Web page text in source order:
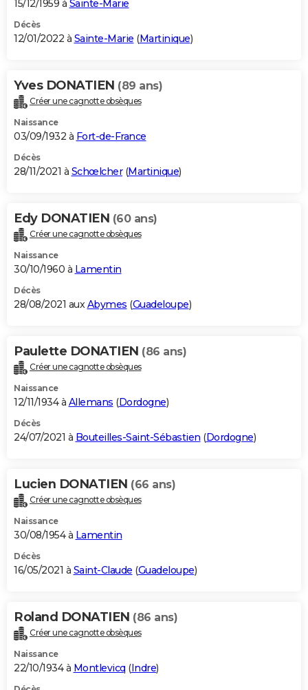
15/12/1959 à Sainte-Marie
Décès
12/01/2022 à Sainte-Marie (Martinique)
Yves DONATIEN (89 ans)
Créer une cagnotte obsèques
Naissance
03/09/1932 à Fort-de-France
Décès
28/11/2021 à Schœlcher(Martinique)
Edy DONATIEN (60 ans)
Créer une cagnotte obsèques
Naissance
30/10/1960 à Lamentin
Décès
28/08/2021 auxAbymes (Guadeloupe)
Paulette DONATIEN (86 ans)
Créer une cagnotte obsèques
Naissance
12/11/1934 à Allemans (Dordogne)
Décès
24/07/2021 à Bouteilles-Saint-Sébastien (Dordogne)
Lucien DONATIEN (66 ans)
Créer une cagnotte obsèques
Naissance
30/08/1954 à Lamentin
Décès
16/05/2021 à Saint-Claude (Guadeloupe)
Roland DONATIEN (86 ans)
Créer une cagnotte obsèques
Naissance
22/10/1934 à Montlevicq (Indre)